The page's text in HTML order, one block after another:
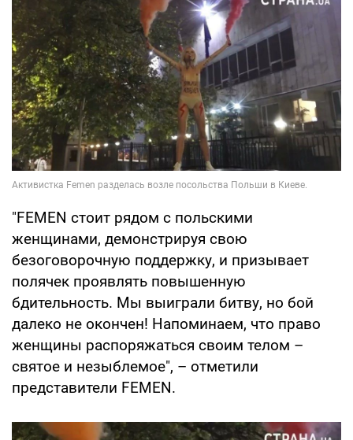
"FEMEN стоит рядом с польскими
женщинами, демонстрируя свою
безоговорочную поддержку, и призывает
полячек проявлять повышенную
бдительность. Мы выиграли битву, но бой
далеко не окончен! Напоминаем, что право
женщины распоряжаться своим телом –
святое и незыблемое", – отметили
представители FEMEN.